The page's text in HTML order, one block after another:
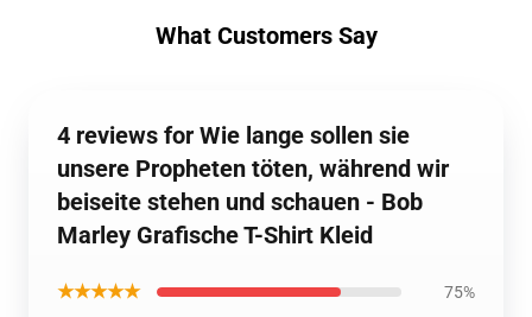
What Customers Say
4 reviews for Wie lange sollen sie
unsere Propheten töten, während wir
beiseite stehen und schauen - Bob
Marley Grafische T-Shirt Kleid
★★★★★ 75%